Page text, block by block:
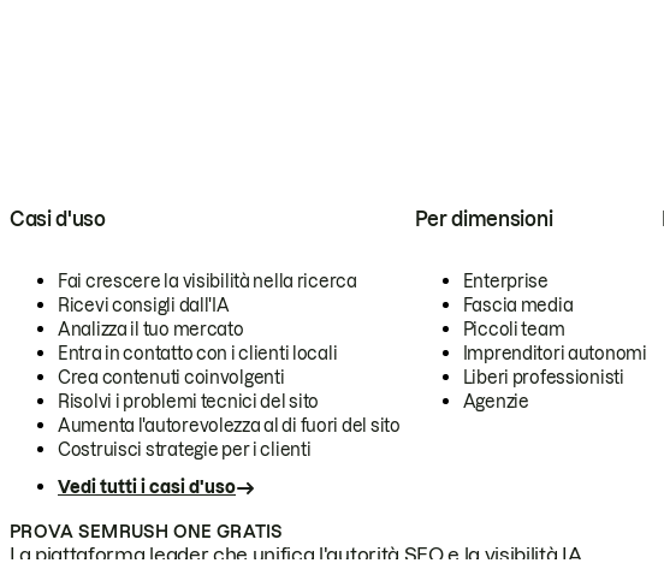
Casi d'uso
Fai crescere la visibilità nella ricerca
Ricevi consigli dall'IA
Analizza il tuo mercato
Entra in contatto con i clienti locali
Crea contenuti coinvolgenti
Risolvi i problemi tecnici del sito
Aumenta l'autorevolezza al di fuori del sito
Costruisci strategie per i clienti
Vedi tutti i casi d'uso
Per dimensioni
Enterprise
Fascia media
Piccoli team
Imprenditori autonomi
Liberi professionisti
Agenzie
PROVA SEMRUSH ONE GRATIS
La piattaforma leader che unifica l'autorità SEO e la visibilità IA.